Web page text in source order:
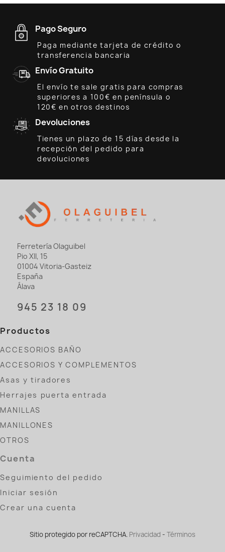
Pago Seguro
Paga mediante tarjeta de crédito o
transferencia bancaria
Envío Gratuito
El envío te sale gratis para compras
superiores a 100€ en península o
120€ en otros destinos
Devoluciones
Tienes un plazo de 15 días desde la
recepción del pedido para
devoluciones
Ferretería Olaguibel
Pio XII, 15
01004 Vitoria-Gasteiz
España
Álava
945 23 18 09
Productos
ACCESORIOS BAÑO
ACCESORIOS Y COMPLEMENTOS
Asas y tiradores
Herrajes puerta entrada
MANILLAS
MANILLONES
OTROS
Cuenta
Seguimiento del pedido
Iniciar sesión
Crear una cuenta
Sitio protegido por reCAPTCHA. Privacidad - Términos